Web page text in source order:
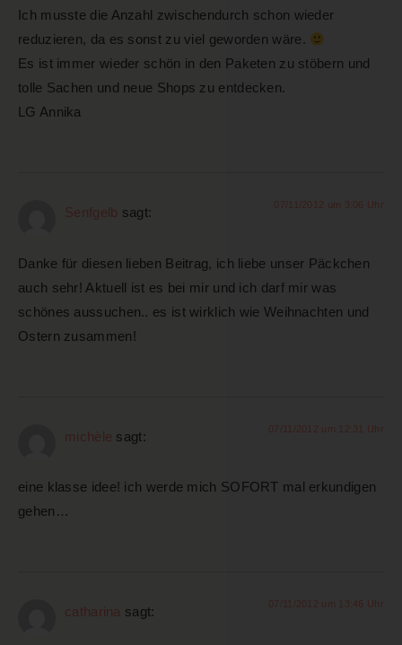
Ich musste die Anzahl zwischendurch schon wieder
reduzieren, da es sonst zu viel geworden wäre.
Es ist immer wieder schön in den Paketen zu stöbern und
tolle Sachen und neue Shops zu entdecken.
LG Annika
Senfgelb sagt: 07/11/2012 um 3:06 Uhr
Danke für diesen lieben Beitrag, ich liebe unser Päckchen
auch sehr! Aktuell ist es bei mir und ich darf mir was
schönes aussuchen.. es ist wirklich wie Weihnachten und
Ostern zusammen!
michèle sagt: 07/11/2012 um 12:31 Uhr
eine klasse idee! ich werde mich SOFORT mal erkundigen
gehen…
catharina sagt: 07/11/2012 um 13:46 Uhr